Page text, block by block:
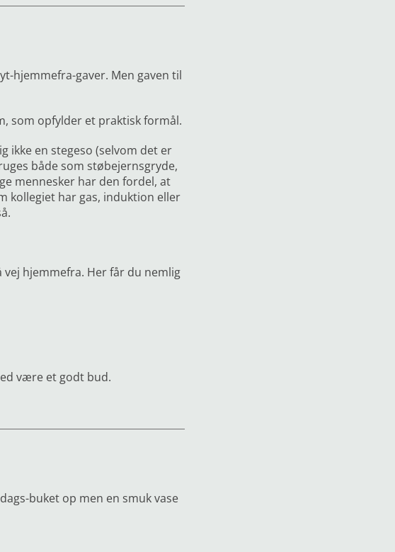
hjemmefra-gaver. Men gaven til
som opfylder et praktisk formål.
ikke en stegeso (selvom det er
både som støbejernsgryde,
mennesker har den fordel, at
kollegiet har gas, induktion eller
hjemmefra. Her får du nemlig
være et godt bud.
buket op men en smuk vase